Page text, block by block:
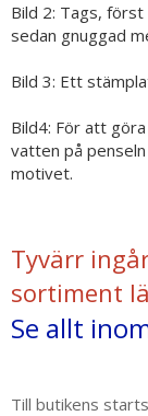
Bild 2: Tags,
sedan gnuggad
Bild 3: Ett
Bild4: För att
vatten på
motivet.
Tyvärr
sortiment
Se allt
Till butikens